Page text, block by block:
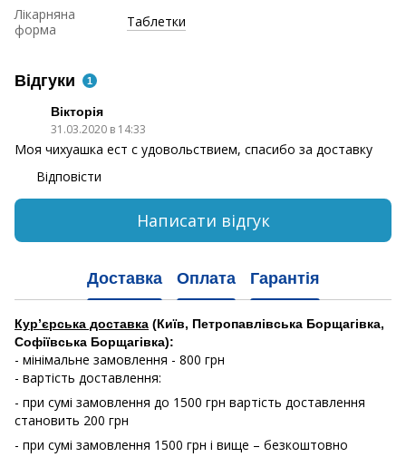
Лікарняна
форма
Таблетки
Відгуки 1
Вікторія
31.03.2020 в 14:33
Моя чихуашка ест с удовольствием, спасибо за доставку
Відповісти
Написати відгук
Доставка Оплата Гарантія
Кур’єрська доставка (Київ, Петропавлівська Борщагівка,
Софіївська Борщагівка):
- мінімальне замовлення - 800 грн
- вартість доставлення:
- при сумі замовлення до 1500 грн вартість доставлення
становить 200 грн
- при сумі замовлення 1500 грн і вище – безкоштовно